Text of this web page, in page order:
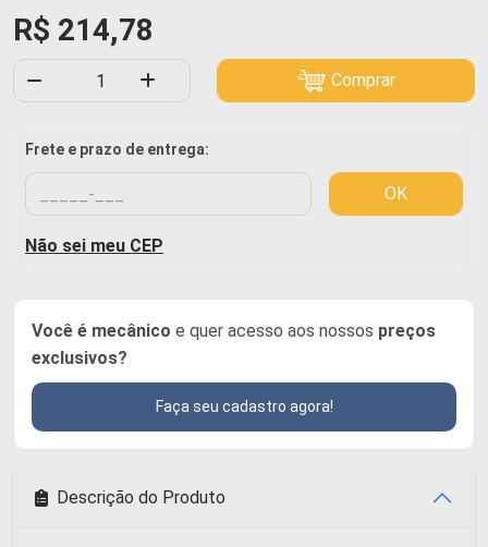
R$ 214,78
Comprar
Frete e prazo de entrega:
OK
Não sei meu CEP
Você é mecânico e quer acesso aos nossos preços
exclusivos?
Faça seu cadastro agora!
Descrição do Produto